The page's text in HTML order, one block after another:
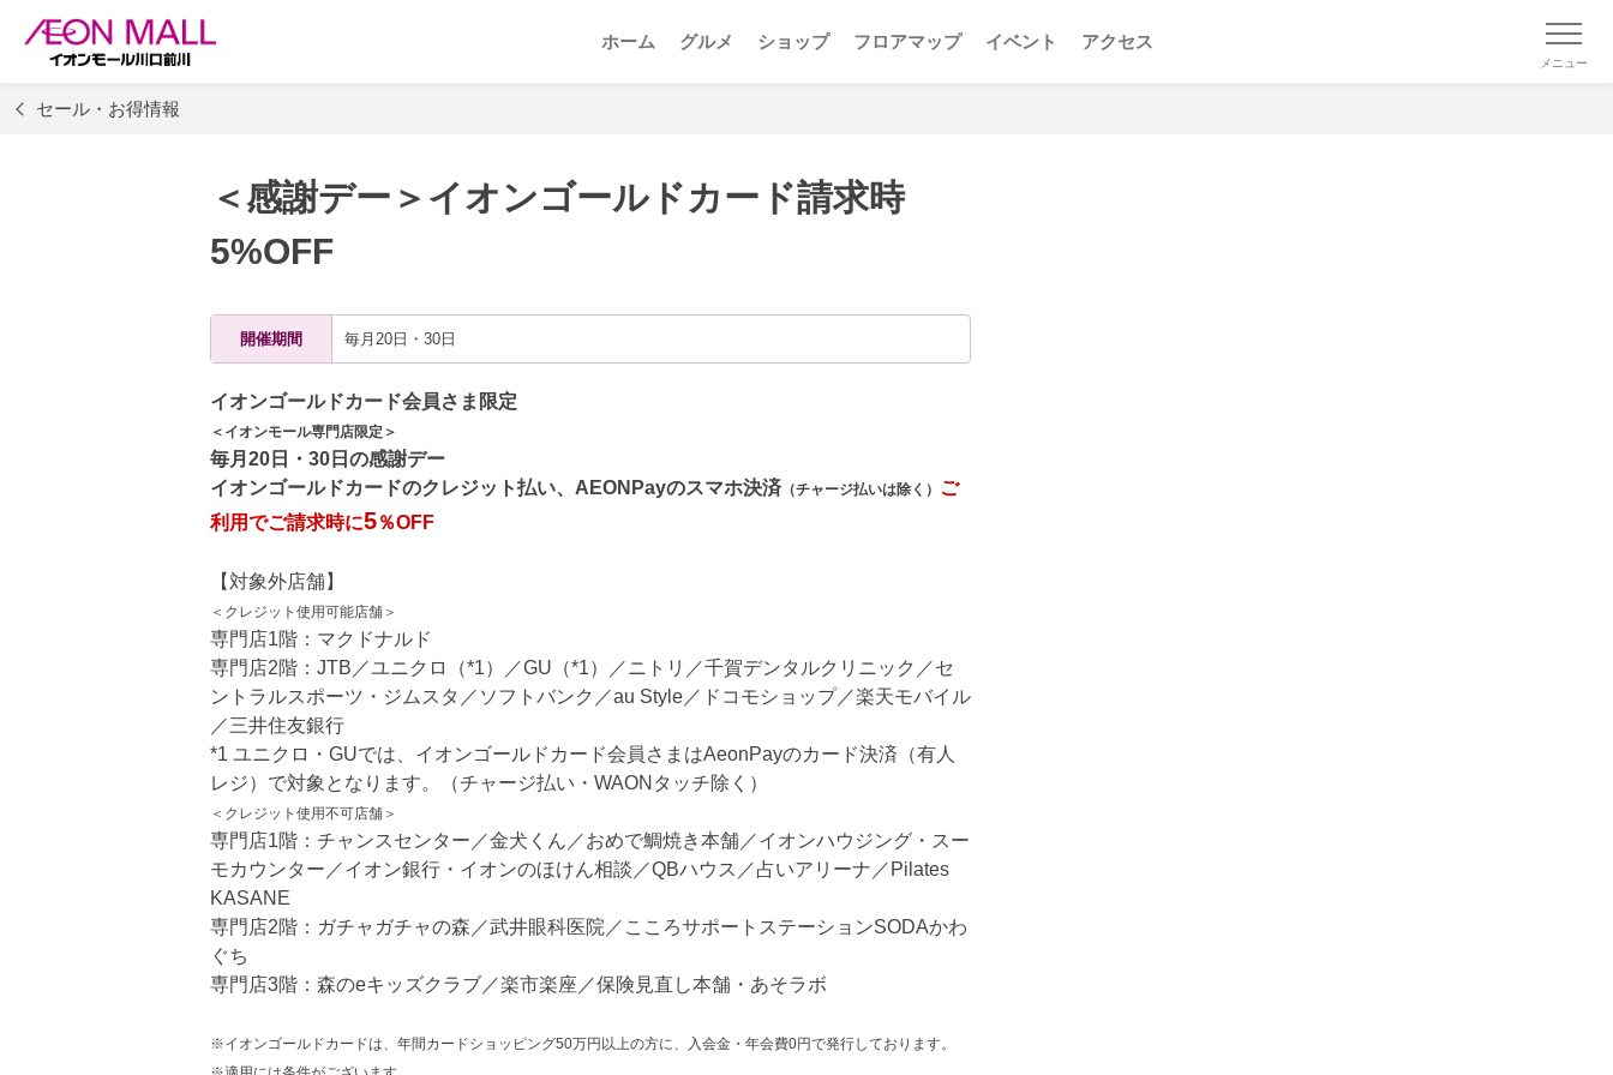
ホーム グルメ ショップ フロアマップ イベント アクセス
メニュー
セール・お得情報
＜感謝デー＞イオンゴールドカード請求時
5%OFF
開催期間 毎月20日・30日
イオンゴールドカード会員さま限定
＜ イオンモール専門店限定＞
毎月20日・30日の感謝デー
イオンゴールドカードのクレジット払い、AEONPayのスマホ決済 （チャージ払いは除く） ご
利用でご請求時に5％OFF
【対象外店舗】
＜クレジット使用可能店舗＞
専門店1階：マクドナルド
専門店2階：JTB／ユニクロ（*1）／GU（*1）／ニトリ／千賀デンタルクリニック／セ
ントラルスポーツ・ジムスタ／ソフトバンク／au Style／ドコモショップ／楽天モバイル
／三井住友銀行
*1 ユニクロ・GUでは、イオンゴールドカード会員さまはAeonPayのカード決済（有人
レジ）で対象となります。（チャージ払い・WAONタッチ除く）
＜クレジット使用不可店舗＞
専門店1階：チャンスセンター／金犬くん／おめで鯛焼き本舗／イオンハウジング・スー
モカウンター／イオン銀行・イオンのほけん相談／QBハウス／占いアリーナ／Pilates
KASANE
専門店2階：ガチャガチャの森／武井眼科医院／こころサポートステーションSODAかわ
ぐち
専門店3階：森のeキッズクラブ／楽市楽座／保険見直し本舗・あそラボ
※イオンゴールドカードは、年間カードショッピング50万円以上の方に、入会金・年会費0円で発行しております。